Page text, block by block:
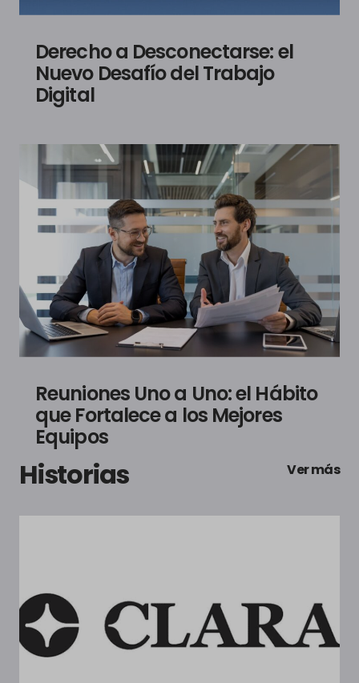
Derecho a Desconectarse: el
Nuevo Desafío del Trabajo
Digital
Reuniones Uno a Uno: el Hábito
que Fortalece a los Mejores
Equipos
Historias Ver más